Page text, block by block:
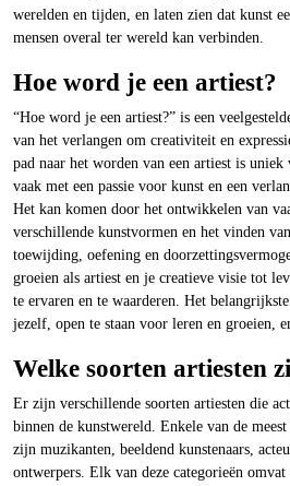
werelden en tijden, en laten zien dat kunst
mensen overal ter wereld kan verbinden.
Hoe word je een artiest?
“Hoe word je een artiest?” is een
van het verlangen om creativiteit en
pad naar het worden van een artiest is
vaak met een passie voor kunst en een
Het kan komen door het ontwikkelen van
verschillende kunstvormen en het vinden
toewijding, oefening en
groeien als artiest en je creatieve visie tot
te ervaren en te waarderen. Het
jezelf, open te staan voor leren en groeien,
Welke soorten artiesten
Er zijn verschillende soorten artiesten die
binnen de kunstwereld. Enkele van de
zijn muzikanten, beeldend kunstenaars,
ontwerpers. Elk van deze categorieën omvat